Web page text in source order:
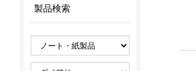
スマートフォン・
タブレット関連
オーダー手帳・ノベルティ制作
ドキュメントスキャニングサービス
IR情報
サステナビリティ
製品検索